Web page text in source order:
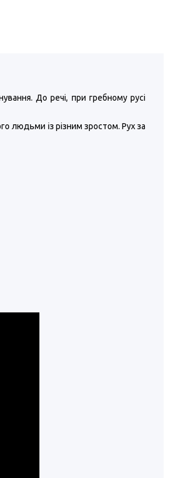
До речі, при гребному русі
людьми із різним зростом. Рух за